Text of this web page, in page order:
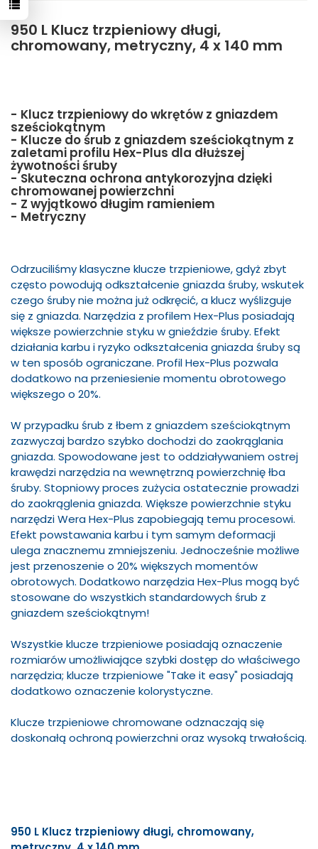
950 L Klucz trzpieniowy długi,
chromowany, metryczny, 4 x 140 mm
- Klucz trzpieniowy do wkrętów z gniazdem
sześciokątnym
- Klucze do śrub z gniazdem sześciokątnym z
zaletami profilu Hex-Plus dla dłuższej
żywotności śruby
- Skuteczna ochrona antykorozyjna dzięki
chromowanej powierzchni
- Z wyjątkowo długim ramieniem
- Metryczny
Odrzuciliśmy klasyczne klucze trzpieniowe, gdyż zbyt
często powodują odkształcenie gniazda śruby, wskutek
czego śruby nie można już odkręcić, a klucz wyślizguje
się z gniazda. Narzędzia z profilem Hex-Plus posiadają
większe powierzchnie styku w gnieździe śruby. Efekt
działania karbu i ryzyko odkształcenia gniazda śruby są
w ten sposób ograniczane. Profil Hex-Plus pozwala
dodatkowo na przeniesienie momentu obrotowego
większego o 20%.
W przypadku śrub z łbem z gniazdem sześciokątnym
zazwyczaj bardzo szybko dochodzi do zaokrąglania
gniazda. Spowodowane jest to oddziaływaniem ostrej
krawędzi narzędzia na wewnętrzną powierzchnię łba
śruby. Stopniowy proces zużycia ostatecznie prowadzi
do zaokrąglenia gniazda. Większe powierzchnie styku
narzędzi Wera Hex-Plus zapobiegają temu procesowi.
Efekt powstawania karbu i tym samym deformacji
ulega znacznemu zmniejszeniu. Jednocześnie możliwe
jest przenoszenie o 20% większych momentów
obrotowych. Dodatkowo narzędzia Hex-Plus mogą być
stosowane do wszystkich standardowych śrub z
gniazdem sześciokątnym!
Wszystkie klucze trzpieniowe posiadają oznaczenie
rozmiarów umożliwiające szybki dostęp do właściwego
narzędzia; klucze trzpieniowe "Take it easy" posiadają
dodatkowo oznaczenie kolorystyczne.
Klucze trzpieniowe chromowane odznaczają się
doskonałą ochroną powierzchni oraz wysoką trwałością.
950 L Klucz trzpieniowy długi, chromowany,